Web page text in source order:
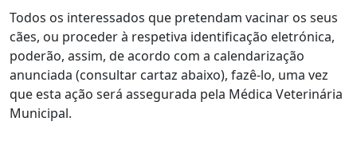
Todos os interessados que pretendam vacinar os seus
cães, ou proceder à respetiva identificação eletrónica,
poderão, assim, de acordo com a calendarização
anunciada (consultar cartaz abaixo), fazê-lo, uma vez
que esta ação será assegurada pela Médica Veterinária
Municipal.